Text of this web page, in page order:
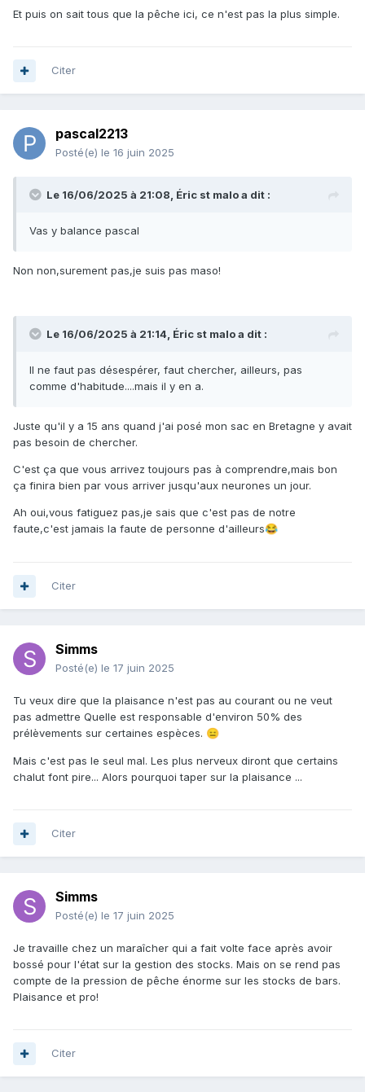
Et puis on sait tous que la pêche ici, ce n'est pas la plus simple.
Citer
pascal2213
Posté(e) le 16 juin 2025
Le 16/06/2025 à 21:08, Éric st maloa dit :
Vas y balance pascal
Non non,surement pas,je suis pas maso!
Le 16/06/2025 à 21:14, Éric st maloa dit :
Il ne faut pas désespérer, faut chercher, ailleurs, pas
comme d'habitude....mais il y en a.
Juste qu'il y a 15 ans quand j'ai posé mon sac en Bretagne y avait
pas besoin de chercher.
C'est ça que vous arrivez toujours pas à comprendre,mais bon
ça finira bien par vous arriver jusqu'aux neurones un jour.
Ah oui,vous fatiguez pas,je sais que c'est pas de notre
faute,c'est jamais la faute de personne d'ailleurs😂
Citer
Simms
Posté(e) le 17 juin 2025
Tu veux dire que la plaisance n'est pas au courant ou ne veut
pas admettre Quelle est responsable d'environ 50% des
prélèvements sur certaines espèces. 😑
Mais c'est pas le seul mal. Les plus nerveux diront que certains
chalut font pire... Alors pourquoi taper sur la plaisance ...
Citer
Simms
Posté(e) le 17 juin 2025
Je travaille chez un maraîcher qui a fait volte face après avoir
bossé pour l'état sur la gestion des stocks. Mais on se rend pas
compte de la pression de pêche énorme sur les stocks de bars.
Plaisance et pro!
Citer